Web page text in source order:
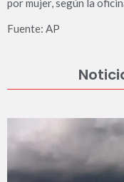
Fuente: AP